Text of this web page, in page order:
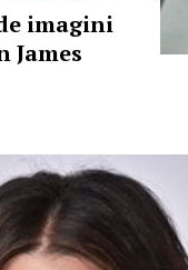
imagini
James